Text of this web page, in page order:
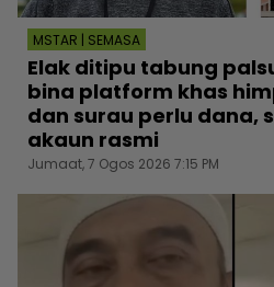
MSTAR | SEMASA
Elak ditipu tabung
bina platform khas
dan surau perlu dana,
akaun rasmi
Jumaat, 7 Ogos 2026 7:15 PM